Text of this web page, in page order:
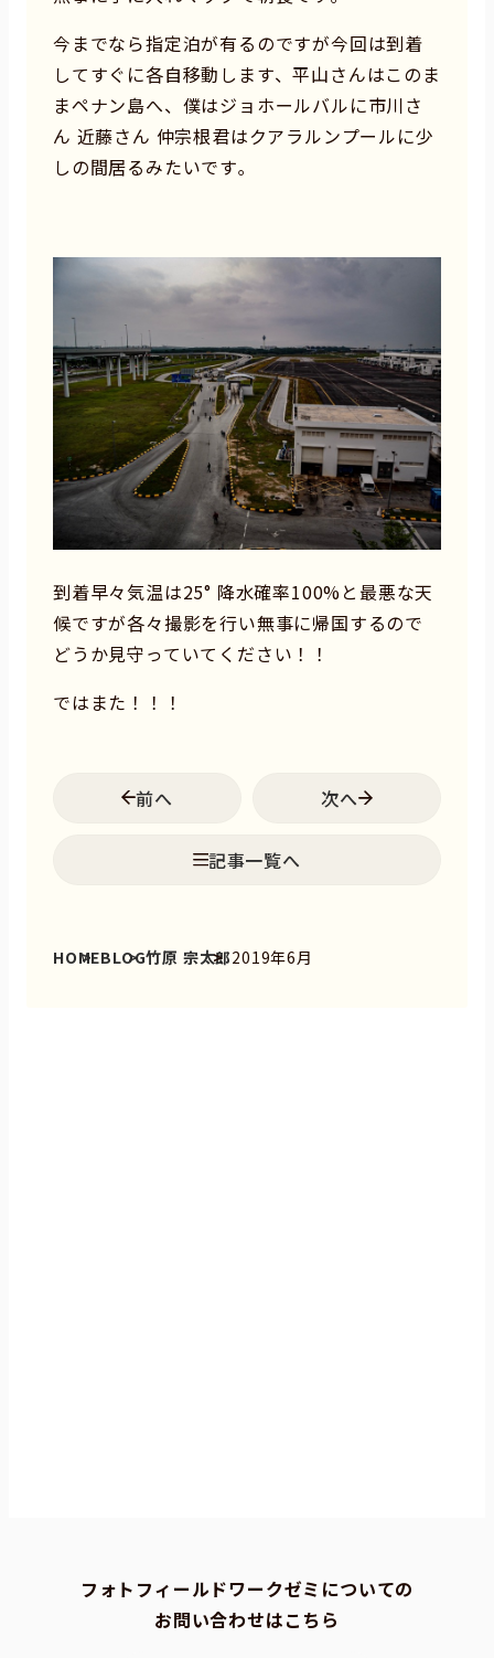
今までなら指定泊が有るのですが今回は到着
してすぐに各自移動します、平山さんはこのま
まペナン島へ、僕はジョホールバルに市川さ
ん 近藤さん 仲宗根君はクアラルンプールに少
しの間居るみたいです｡
到着早々気温は25° 降水確率100%と最悪な天
候ですが各々撮影を行い無事に帰国するので
どうか見守っていてください！！
ではまた！！！
前へ
記事一覧へ
次へ
HOMEBLOG竹原 宗太郎2019年6月
フォトフィールドワークゼミについての
お問い合わせはこちら